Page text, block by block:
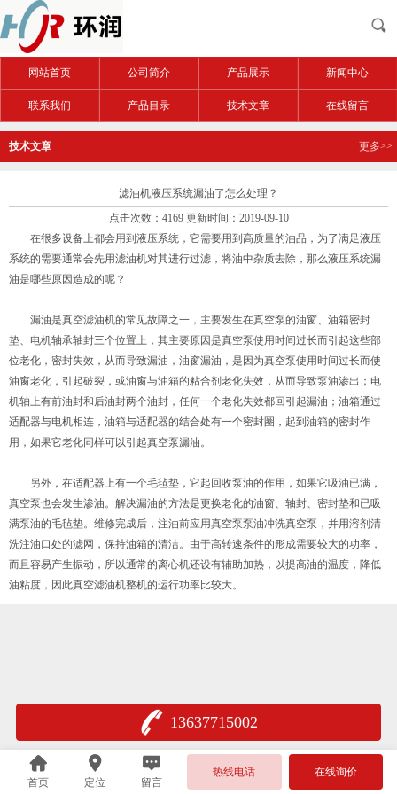
网站首页 公司简介 产品展示 新闻中心
联系我们 产品目录 技术文章 在线留言
技术文章 更多>>
滤油机液压系统漏油了怎么处理？
点击次数：4169 更新时间：2019-09-10
在很多设备上都会用到液压系统，它需要用到高质量的油品，为了满足液压
系统的需要通常会先用滤油机对其进行过滤，将油中杂质去除，那么液压系统漏
油是哪些原因造成的呢？
漏油是真空滤油机的常见故障之一，主要发生在真空泵的油窗、油箱密封
垫、电机轴承轴封三个位置上，其主要原因是真空泵使用时间过长而引起这些部
位老化，密封失效，从而导致漏油，油窗漏油，是因为真空泵使用时间过长而使
油窗老化，引起破裂，或油窗与油箱的粘合剂老化失效，从而导致泵油渗出；电
机轴上有前油封和后油封两个油封，任何一个老化失效都回引起漏油；油箱通过
适配器与电机相连，油箱与适配器的结合处有一个密封圈，起到油箱的密封作
用，如果它老化同样可以引起真空泵漏油。
另外，在适配器上有一个毛毡垫，它起回收泵油的作用，如果它吸油已满，
真空泵也会发生渗油。解决漏油的方法是更换老化的油窗、轴封、密封垫和已吸
满泵油的毛毡垫。维修完成后，注油前应用真空泵泵油冲洗真空泵，并用溶剂清
洗注油口处的滤网，保持油箱的清洁。由于高转速条件的形成需要较大的功率，
而且容易产生振动，所以通常的离心机还设有辅助加热，以提高油的温度，降低
油粘度，因此真空滤油机整机的运行功率比较大。
13637715002
首页 定位 留言
热线电话 在线询价
渝公网安50010402000305号